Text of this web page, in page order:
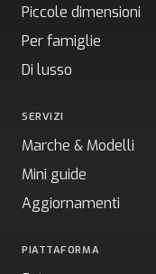
Piccole dimensioni
Per famiglie
Di lusso
SERVIZI
Marche & Modelli
Mini guide
Aggiornamenti
PIATTAFORMA